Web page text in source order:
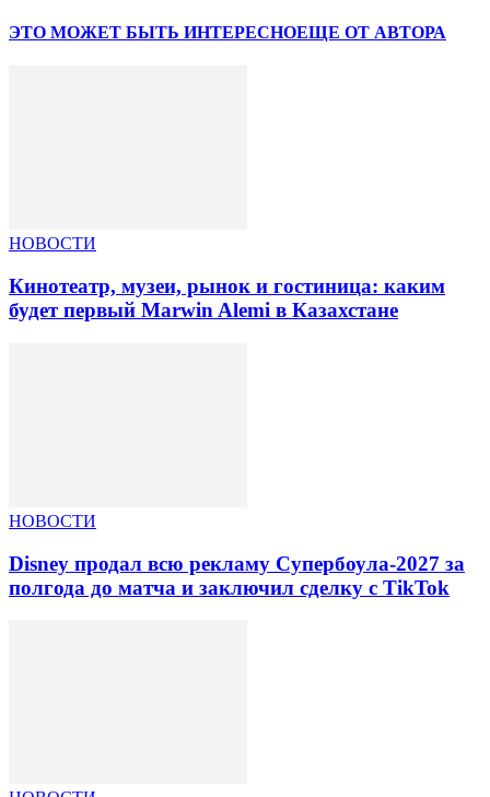
ЭТО МОЖЕТ БЫТЬ ИНТЕРЕСНОЕЩЕ ОТ АВТОРА
НОВОСТИ
Кинотеатр, музеи, рынок и гостиница: каким
будет первый Marwin Alemi в Казахстане
НОВОСТИ
Disney продал всю рекламу Супербоула-2027 за
полгода до матча и заключил сделку с TikTok